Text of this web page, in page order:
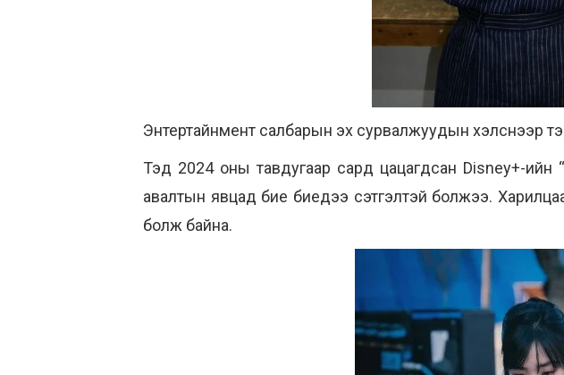
Энтертайнмент салбарын эх сурвалжуудын хэлснээр
Тэд 2024 оны тавдугаар сард цацагдсан Disney+-ийн
авалтын явцад бие биедээ сэтгэлтэй болжээ.
болж байна.